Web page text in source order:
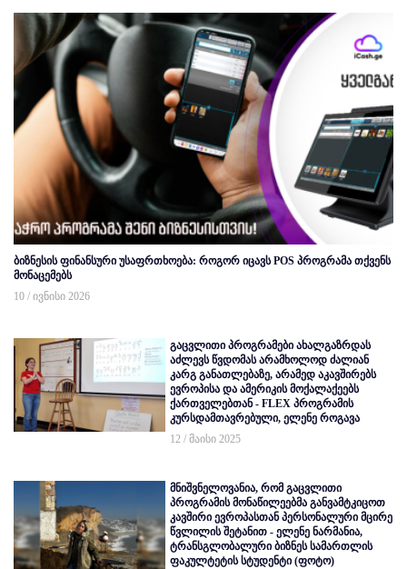
ბიზნესის ფინანსური უსაფრთხოება: როგორ იცავს POS პროგრამა თქვენს
მონაცემებს
10 / ივნისი 2026
გაცვლითი პროგრამები ახალგაზრდას
აძლევს წვდომას არამხოლოდ ძალიან
კარგ განათლებაზე, არამედ აკავშირებს
ევროპისა და ამერიკის მოქალაქეებს
ქართველებთან - FLEX პროგრამის
კურსდამთავრებული, ელენე როგავა
12 / მაისი 2025
მნიშვნელოვანია, რომ გაცვლითი
პროგრამის მონაწილეებმა განვამტკიცოთ
კავშირი ევროპასთან პერსონალური მცირე
წვლილის შეტანით - ელენე ნარმანია,
ტრანსგლობალური ბიზნეს სამართლის
ფაკულტეტის სტუდენტი (ფოტო)